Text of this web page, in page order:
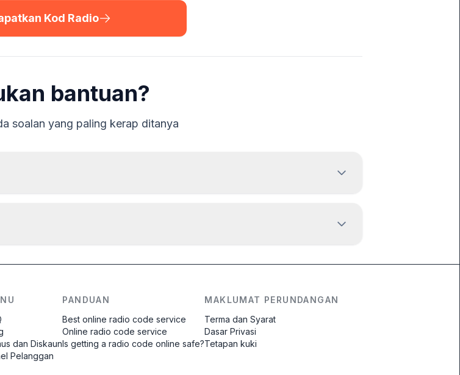
Kod Radio
bantuan?
soalan yang paling kerap ditanya
segeraselepas pesanan
dan Diskaun
Pelanggan
PANDUAN
Best online radio code service
Online radio code service
Is getting a radio code online safe?
MAKLUMAT PERUNDANGAN
Terma dan Syarat
Dasar Privasi
Tetapan kuki